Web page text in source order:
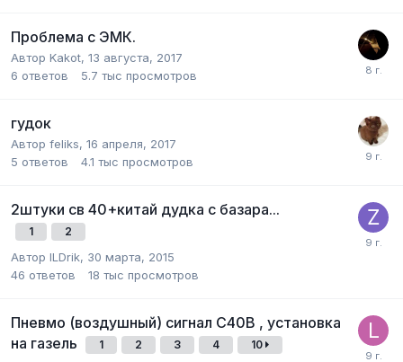
Проблема с ЭМК.
Автор Kakot, 13 августа, 2017
6 ответов 5.7 тыс просмотров
гудок
Автор feliks, 16 апреля, 2017
5 ответов 4.1 тыс просмотров
2штуки св 40+китай дудка с базара...
1 2
Автор ILDrik, 30 марта, 2015
46 ответов 18 тыс просмотров
Пневмо (воздушный) сигнал С40В , установка
на газель
1 2 3 4 10